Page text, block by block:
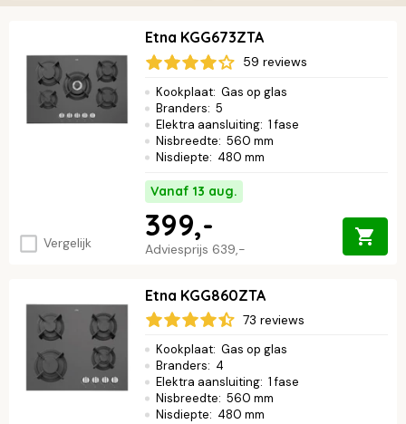
elke keuken. Het schoonmaken is een fluitje van een cent en
dankzij de vlambeveiliging kook je altijd veilig. Meer weten over
ETNA.
Vergelijk
Etna KGG673ZTA
59 reviews
Kookplaat: Gas op glas
Branders: 5
Elektra aansluiting: 1 fase
Nisbreedte: 560 mm
Nisdiepte: 480 mm
Vanaf 13 aug.
Adviesprijs 639,-
399,-
Etna KGG860ZTA
73 reviews
Kookplaat: Gas op glas
Branders: 4
Elektra aansluiting: 1 fase
Nisbreedte: 560 mm
Nisdiepte: 480 mm